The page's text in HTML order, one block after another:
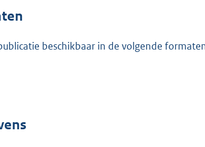
beschikbaar in de volgende